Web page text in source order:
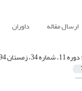
ارسال مقاله داوران
دوره 11، شماره 34، زمستان 1394